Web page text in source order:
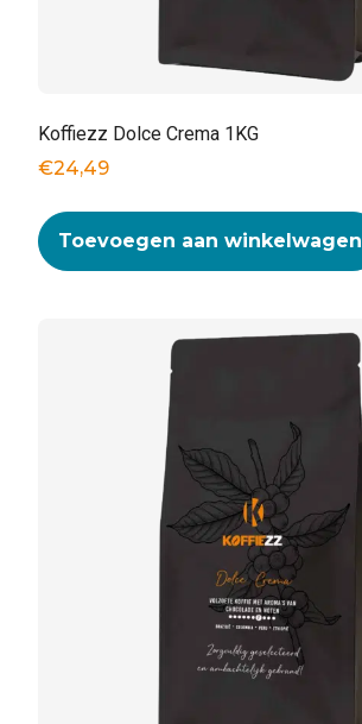
Koffiezz Dolce Crema 1KG
€24,49
Toevoegen aan winkelwagen